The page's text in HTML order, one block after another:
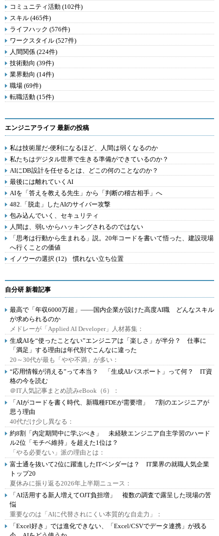
コミュニティ活動 (102件)
スキル (465件)
ライフハック (576件)
ワークスタイル (527件)
人間関係 (224件)
技術動向 (39件)
業界動向 (14件)
職場 (69件)
転職活動 (15件)
エンジニアライフ 最新の投稿
私は技術屋だ-便利になるほど、人間は弱くなるのか
私たちはデジタル世界で生きる準備ができているのか？
AIにDB設計を任せるとは、どこの何のことなのか？
最後には離れていくAI
AIを「答えを教える先生」から「判断の稽古相手」へ
482.「脱走」したAIのサイバー攻撃
包み込んでいく、セキュリティ
人間は、弱いからハッキングされるのではない
「思考は行動から生まれる」説。20年コードを書いて悟った、建設現場
へ行くことの価値
イノウーの選択 (12) 慣れない立ち位置
自分研 新着記事
最高で「年収6000万超」――国内企業が設けた高度AI職 どんなスキル
が求められるのか
メドレーが「Applied AI Developer」人材募集：
生成AIを“使ったことない”エンジニアは「楽しさ」が半分？ 仕事に
「満足」する理由は年代別でこんなに違った
20～30代が最も「やや不満」が多い：
“応用情報が消える”って本当？ 「生成AIパスポート」って何？ IT資
格の今を読む
＠IT人気記事まとめ読みeBook（6）：
「AIがコードを書く時代、新職種FDEが需要増」 7割のエンジニアが
思う理由
40代だけ少し異なる：
約8割「内定期間中に学ぶべき」 未経験エンジニア自主学習のハード
ル2位「モチベ維持」を超えた1位は？
「やる必要ない」派の理由とは：
富士通を抜いて2位に躍進したITベンダーは？ IT業界の就職人気企業
トップ20
夏休みに振り返る2026年上半期ニュース：
「AI活用する新人増えてOJT負担増」 複数の調査で露呈した現場の苦
悩
重要なのは「AIに代替されにくい本質的な自走力」：
「Excel好き」では進化できない、「Excel/CSVでデータ連携」が残る